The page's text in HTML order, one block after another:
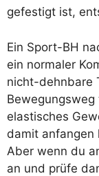
gefestigt ist,
Ein Sport-BH
ein normaler
nicht-dehnbare
elastisches
damit anfangen
Aber wenn du
an und prüfe